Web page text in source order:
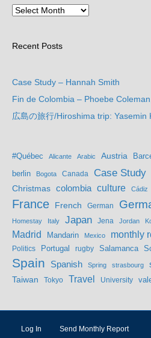
Recent Posts
Case Study – Hannah Smith
Fin de Colombia – Phoebe
広島の旅行/Hiroshima trip: Yasemin
#Québec Alicante Arabic Austria
berlin Bogota Canada Case Study
Christmas colombia culture Cádiz
France French German
Homestay Italy Japan Jena Jordan
Madrid Mandarin Mexico monthly
Politics Portugal rugby Salamanca
Spain Spanish Spring strasbourg
Taiwan
Tokyo Travel University
Log In Send Monthly Report